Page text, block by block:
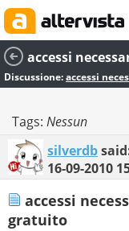
Discussione:accessi
Tags: Nessun
silverdb
16-09-2010
accessi
gratuito